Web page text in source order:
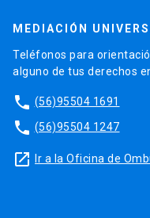
MEDIACIÓN
Teléfonos para
alguno de tus derechos
phone (56)95504 1691
phone (56)95504 1247
launch Ir a la Oficina de